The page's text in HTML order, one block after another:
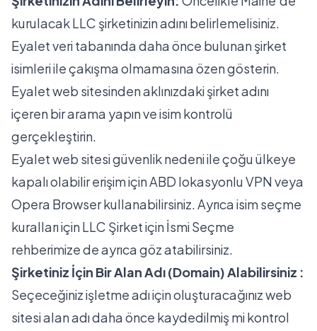
kurulacak LLC şirketinizin adını belirlemelisiniz.
Eyalet veri tabanında daha önce bulunan şirket
isimleri ile çakışma olmamasına özen gösterin.
Eyalet web sitesindenaklınızdaki şirket adını
içeren bir arama yapın ve isim kontrolü
gerçekleştirin.
Eyalet web sitesi güvenlik nedeni ile çoğu ülkeye
kapalı olabilir erişim için ABD lokasyonlu VPN veya
Opera Browser kullanabilirsiniz. Ayrıca isim seçme
kuralları içinLLC Şirket için İsmi Seçme
rehberimize de ayrıca göz atabilirsiniz.
Şirketiniz İçin Bir Alan Adı (Domain) Alabilirsiniz :
Seçeceğiniz işletme adı için oluşturacağınız web
sitesi alan adı daha önce kaydedilmiş mi kontrol